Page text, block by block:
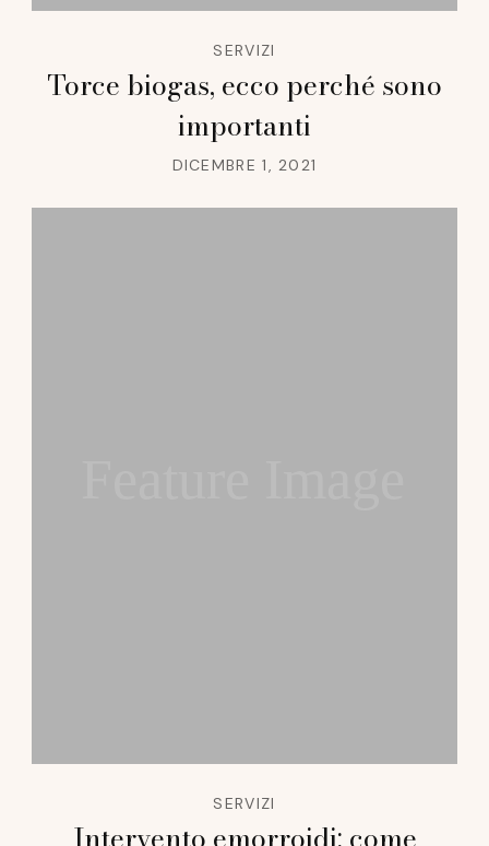
SERVIZI
Torce biogas, ecco perché sono
importanti
DICEMBRE 1, 2021
SERVIZI